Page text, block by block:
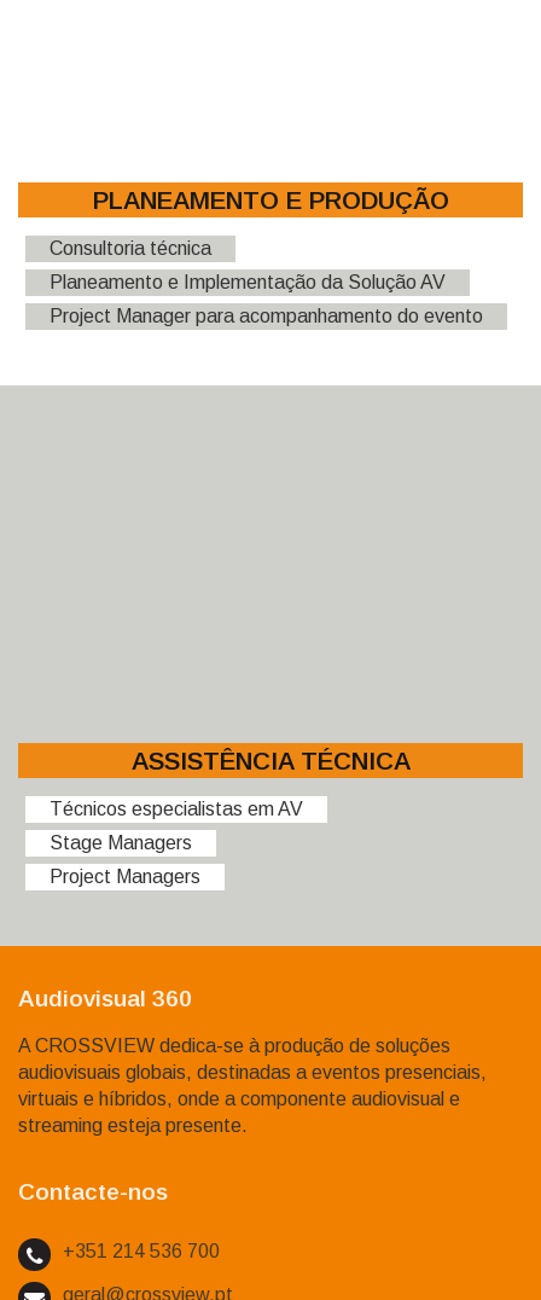
PLANEAMENTO E PRODUÇÃO
Consultoria técnica
Planeamento e Implementação da Solução AV
Project Manager para acompanhamento do evento
ASSISTÊNCIA TÉCNICA
Técnicos especialistas em AV
Stage Managers
Project Managers
Audiovisual 360
A CROSSVIEW dedica-se à produção de soluções
audiovisuais globais, destinadas a eventos presenciais,
virtuais e híbridos, onde a componente audiovisual e
streaming esteja presente.
Contacte-nos
+351 214 536 700
geral@crossview.pt